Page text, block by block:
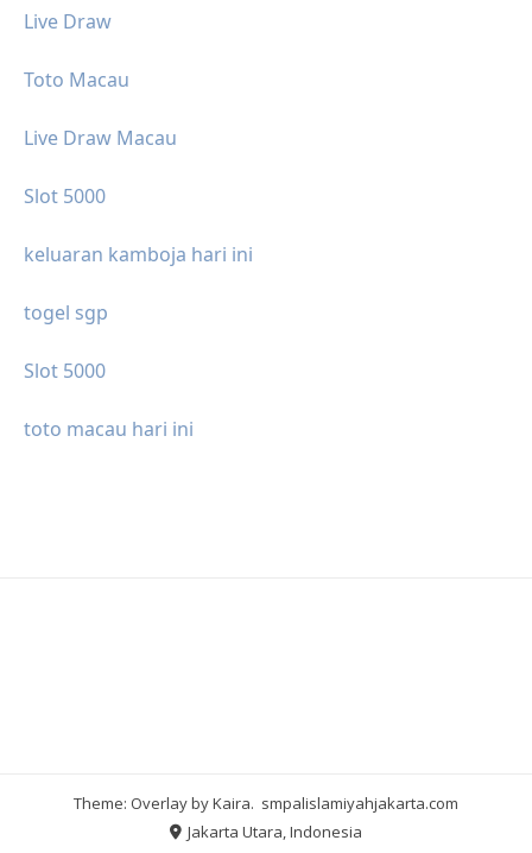
Live Draw
Toto Macau
Live Draw Macau
Slot 5000
keluaran kamboja hari ini
togel sgp
Slot 5000
toto macau hari ini
Theme: Overlay byKaira. smpalislamiyahjakarta.com
Jakarta Utara, Indonesia